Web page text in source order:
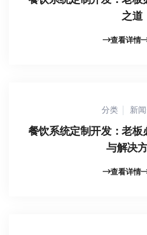
之道
查看详情
分类 新
餐饮系统定制开发：老板
与解决
查看详情